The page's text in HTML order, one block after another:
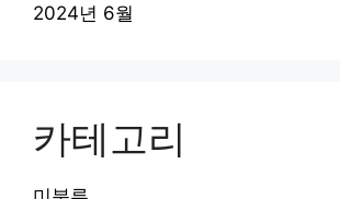
2024년 6월
카테고리